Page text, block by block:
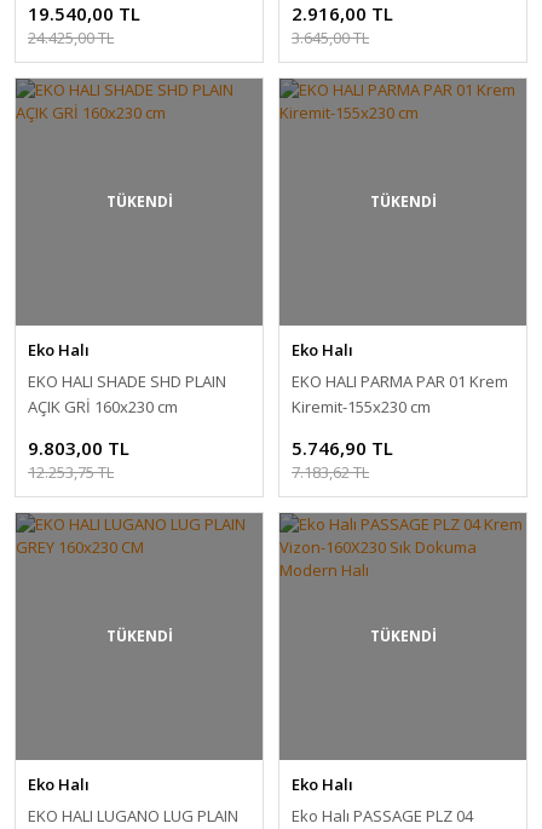
Salon Halısı 160x230 cm
19.540,00 TL
24.425,00 TL
2.916,00 TL
3.645,00 TL
TÜKENDİ
Eko Halı
EKO HALI SHADE SHD PLAIN
AÇIK GRİ 160x230 cm
9.803,00 TL
12.253,75 TL
TÜKENDİ
Eko Halı
EKO HALI PARMA PAR 01 Krem
Kiremit-155x230 cm
5.746,90 TL
7.183,62 TL
TÜKENDİ
Eko Halı
EKO HALI LUGANO LUG PLAIN
TÜKENDİ
Eko Halı
Eko Halı PASSAGE PLZ 04